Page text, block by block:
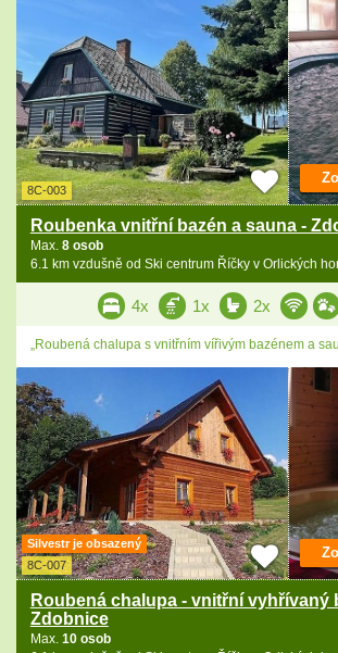
8C-003
Roubenka vnitřní bazén a sauna -
Max. 8 osob
6.1 km vzdušně od Ski centrum Říčky v Orlických
4x 1x 2x
„Roubená chalupa s vnitřním vířivým bazénem a
Silvestr je obsazený
8C-007
Roubená chalupa - vnitřní vyhřívaný
Zdobnice
Max. 10 osob